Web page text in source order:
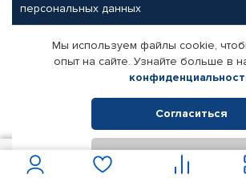
персональных данных
Партнерам
Корпоративным клиентам
Поставщикам
Реквизиты
© КАМАЗ ЦЕНТР ДОНЕЦК, 2015-2026. Все права
Интернет-магазин автомобильных товаров
Мы используем файлы cookie,
опыт на сайте. Узнайте больше в
Согласиться
Отклонить